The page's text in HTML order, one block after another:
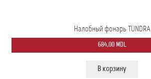
Налобный фонарь TUNDRA
684,00 MDL
В корзину